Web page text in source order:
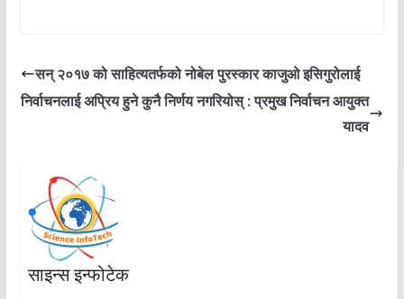
सन् २०१७ को साहित्यतर्फको नोबेल पुरस्कार काजुओ इसिगुरोलाई
निर्वाचनलाई अप्रिय हुने कुनै निर्णय नगरियोस् : प्रमुख निर्वाचन आयुक्त
यादव
साइन्स इन्फोटेक